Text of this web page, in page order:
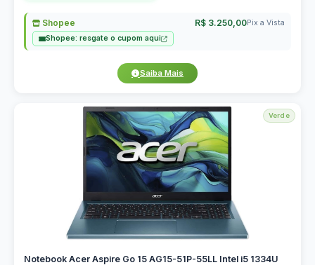
Shopee R$ 3.250,00Pix a Vista
Shopee: resgate o cupom aqui
Saiba Mais
Verde
Notebook Acer Aspire Go 15 AG15-51P-55LL Intel i5 1334U